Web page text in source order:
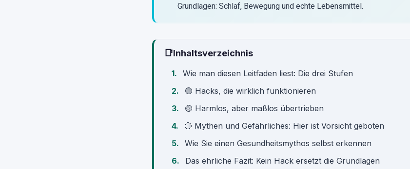
Grundlagen: Schlaf, Bewegung und echte Lebensmittel.
📑Inhaltsverzeichnis
Wie man diesen Leitfaden liest: Die drei Stufen
🟢 Hacks, die wirklich funktionieren
🟡 Harmlos, aber maßlos übertrieben
🔴 Mythen und Gefährliches: Hier ist Vorsicht geboten
Wie Sie einen Gesundheitsmythos selbst erkennen
Das ehrliche Fazit: Kein Hack ersetzt die Grundlagen